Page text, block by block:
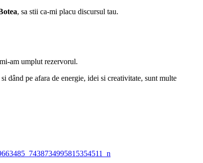
, sa stii ca-mi placu discursul tau.
am umplut rezervorul.
dând pe afara de energie, idei si creativitate, sunt multe